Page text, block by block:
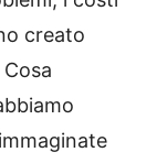
creato